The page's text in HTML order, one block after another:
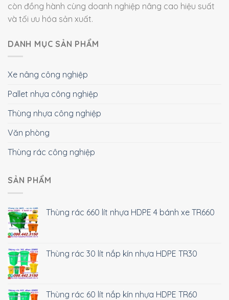
còn đồng hành cùng doanh nghiệp nâng cao hiệu suất
và tối ưu hóa sản xuất.
DANH MỤC SẢN PHẨM
Xe nâng công nghiệp
Pallet nhựa công nghiệp
Thùng nhựa công nghiệp
Văn phòng
Thùng rác công nghiệp
SẢN PHẨM
Thùng rác 660 lít nhựa HDPE 4 bánh xe TR660
Thùng rác 30 lít nắp kín nhựa HDPE TR30
Thùng rác 60 lít nắp kín nhựa HDPE TR60